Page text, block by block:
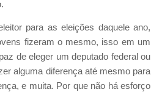
para as eleições daquele ano,
fizeram o mesmo, isso em um
de eleger um deputado federal ou
alguma diferença até mesmo para
e muita. Por que não há esforço